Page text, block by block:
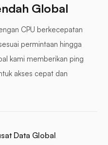
Global
CPU berkecepatan
permintaan hingga
kami memberikan ping
akses cepat dan
Data Global